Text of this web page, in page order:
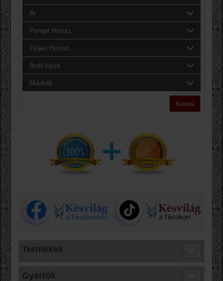
Ár
Penge Hossz
Teljes Hossz
Acél típus
Márkák
Keres
Termékek
Gyártók